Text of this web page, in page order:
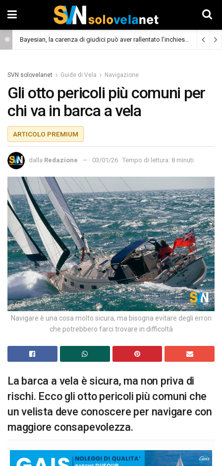
Bayesian, la carenza di giudici può aver rallentato l’inchiesta (Cronaca)
SVN solovelanet Guide di Vela Navigazione
Gli otto pericoli più comuni per
chi va in barca a vela
ARTICOLO PREMIUM
dalla Redazione 03/01/26 Tempo di lettura: 8 minuti
Navigare è una cosa molto sicura, ma bisogna evitare degli errori
che potrebbero farci trovare in difficoltà
La barca a vela è sicura, ma non priva di
rischi. Ecco gli otto pericoli più comuni che
un velista deve conoscere per navigare con
maggiore consapevolezza.